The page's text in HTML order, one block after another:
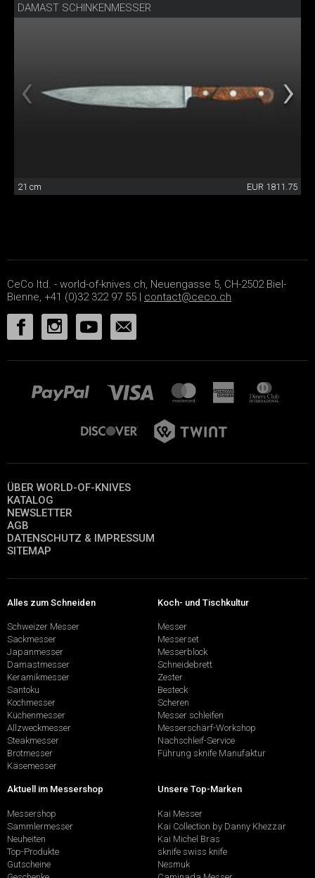
DAMAST SCHINKENMESSER
21 cm EUR 1811.75
CeCo ltd. - world-of-knives.ch, Neuengasse 5, CH-2502 Biel-
Bienne, +41 (0)32 322 97 55 | contact@ceco.ch
ÜBER WORLD-OF-KNIVES
KATALOG
NEWSLETTER
AGB
DATENSCHUTZ & IMPRESSUM
SITEMAP
Alles zum Schneiden
Schweizer Messer
Sackmesser
Japanmesser
Damastmesser
Keramikmesser
Santoku
Kochmesser
Küchenmesser
Allzweckmesser
Steakmesser
Brotmesser
Käsemesser
Koch- und Tischkultur
Messer
Messerset
Messerblock
Schneidebrett
Zester
Besteck
Scheren
Messer schleifen
Messerschärf-Workshop
Nachschleif-Service
Führung sknife Manufaktur
Aktuell im Messershop
Messershop
Sammlermesser
Neuheiten
Top-Produkte
Gutscheine
Unsere Top-Marken
Kai Messer
Kai Collection by Danny Khezzar
Kai Michel Bras
sknife swiss knife
Nesmuk